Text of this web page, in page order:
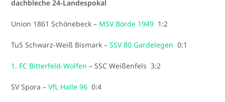
dachbleche 24-Landespokal
Union 1861 Schönebeck – MSV Börde 1949 1:2
TuS Schwarz-Weiß Bismark –SSV 80 Gardelegen 0:1
1. FC Bitterfeld-Wolfen – SSC Weißenfels 3:2
SV Spora –VfL Halle 96 0:4